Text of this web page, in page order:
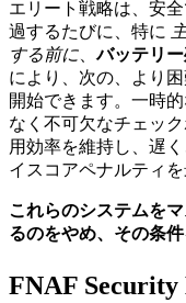
エリート戦略は、安
過するたびに、特に
する前に 、バッテリ
により、次の、より
開始できます。一時
なく不可欠なチェッ
用効率を維持し、遅
イスコアペナルティを
これらのシステムを
るのをやめ、その条
FNAF